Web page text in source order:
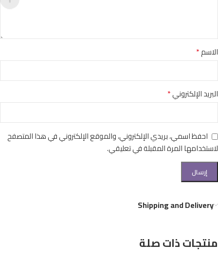
الاسم*
البريد الإلكتروني*
احفظ اسمي، بريدي الإلكتروني، والموقع الإلكتروني في هذا المتصفح
لاستخدامها المرة المقبلة في تعليقي.
Shipping and Delivery
منتجات ذات صلة